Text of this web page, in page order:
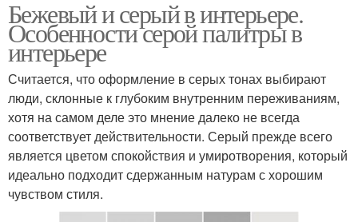
Бежевый и серый в интерьере.
Особенности серой палитры в
интерьере
Считается, что оформление в серых тонах выбирают
люди, склонные к глубоким внутренним переживаниям,
хотя на самом деле это мнение далеко не всегда
соответствует действительности. Серый прежде всего
является цветом спокойствия и умиротворения, который
идеально подходит сдержанным натурам с хорошим
чувством стиля.